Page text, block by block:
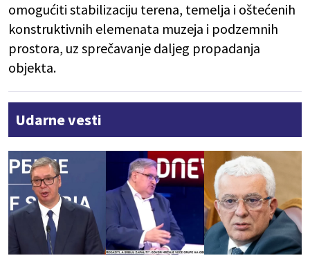
omogućiti stabilizaciju terena, temelja i oštećenih
konstruktivnih elemenata muzeja i podzemnih
prostora, uz sprečavanje daljeg propadanja
objekta.
Udarne vesti